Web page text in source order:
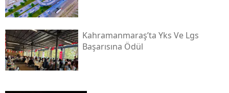
Kahramanmaraş’ta Yks Ve Lgs
Başarısına Ödül